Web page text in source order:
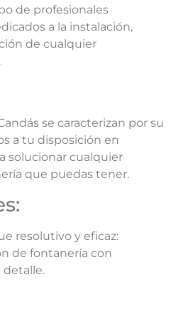
de profesionales
a la instalación,
de cualquier
se caracterizan por su
a tu disposición en
solucionar cualquier
que puedas tener.
resolutivo y eficaz:
de fontanería con
detalle.